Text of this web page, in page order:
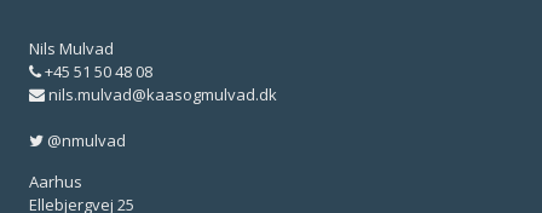
Nils Mulvad
+45 51 50 48 08
nils.mulvad@kaasogmulvad.dk
@nmulvad
Aarhus
Ellebjergvej 25